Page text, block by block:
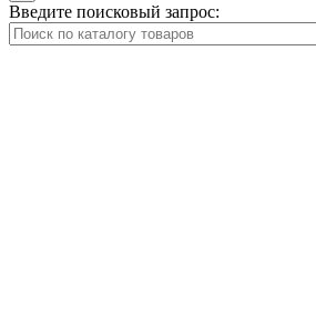
Введите поисковый запрос: